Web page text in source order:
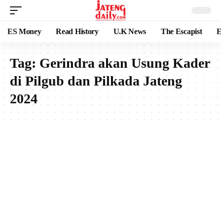
ES Money Read History U.K News The Escapist
Tag: Gerindra akan Usung Kader
di Pilgub dan Pilkada Jateng
2024